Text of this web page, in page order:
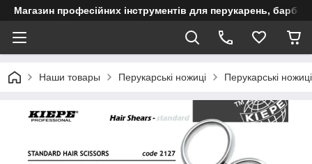
Магазин професійних інструментів для перукарень,
Наши товары Перукарські ножиці Перукарські